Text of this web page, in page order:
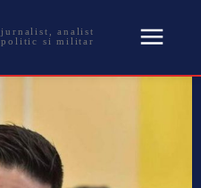
jurnalist, analist
politic si militar